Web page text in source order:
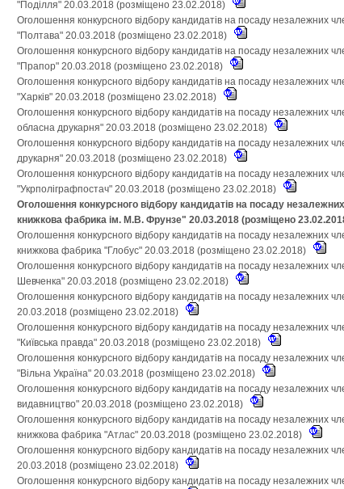
"Поділля" 20.03.2018 (розміщено 23.02.2018)
Оголошення конкурсного відбору кандидатів на посаду незалежних
"Полтава" 20.03.2018 (розміщено 23.02.2018)
Оголошення конкурсного відбору кандидатів на посаду незалежних
"Прапор" 20.03.2018 (розміщено 23.02.2018)
Оголошення конкурсного відбору кандидатів на посаду незалежних
"Харків" 20.03.2018 (розміщено 23.02.2018)
Оголошення конкурсного відбору кандидатів на посаду незалежних
обласна друкарня" 20.03.2018 (розміщено 23.02.2018)
Оголошення конкурсного відбору кандидатів на посаду незалежних
друкарня" 20.03.2018 (розміщено 23.02.2018)
Оголошення конкурсного відбору кандидатів на посаду незалежних
"Укрполіграфпостач" 20.03.2018 (розміщено 23.02.2018)
Оголошення конкурсного відбору кандидатів на посаду
книжкова фабрика ім. М.В. Фрунзе" 20.03.2018 (розміщено
Оголошення конкурсного відбору кандидатів на посаду незалежних
книжкова фабрика "Глобус" 20.03.2018 (розміщено 23.02.2018)
Оголошення конкурсного відбору кандидатів на посаду незалежних
Шевченка" 20.03.2018 (розміщено 23.02.2018)
Оголошення конкурсного відбору кандидатів на посаду незалежних
20.03.2018 (розміщено 23.02.2018)
Оголошення конкурсного відбору кандидатів на посаду незалежних
"Київська правда" 20.03.2018 (розміщено 23.02.2018)
Оголошення конкурсного відбору кандидатів на посаду незалежних
"Вільна Україна" 20.03.2018 (розміщено 23.02.2018)
Оголошення конкурсного відбору кандидатів на посаду незалежних
видавництво" 20.03.2018 (розміщено 23.02.2018)
Оголошення конкурсного відбору кандидатів на посаду незалежних
книжкова фабрика "Атлас" 20.03.2018 (розміщено 23.02.2018)
Оголошення конкурсного відбору кандидатів на посаду незалежних
20.03.2018 (розміщено 23.02.2018)
Оголошення конкурсного відбору кандидатів на посаду незалежних